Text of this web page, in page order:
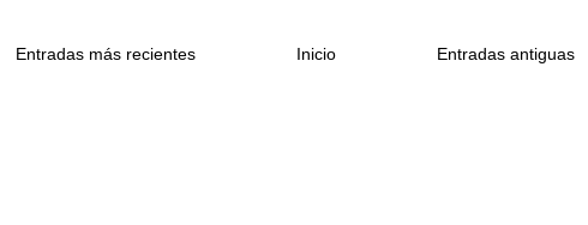
Entradas más recientes Entradas antiguas
Inicio